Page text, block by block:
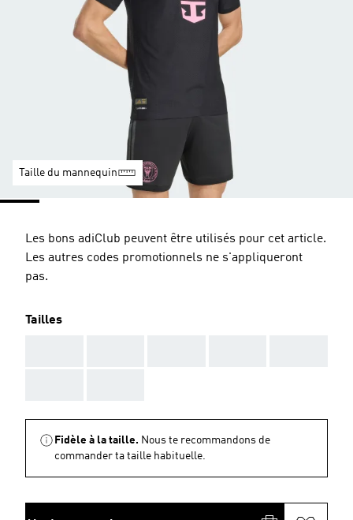
Taille du mannequin
Les bons adiClub peuvent être utilisés pour cet article.
Les autres codes promotionnels ne s'appliqueront
pas.
Tailles
Fidèle à la taille. Nous te recommandons de
commander ta taille habituelle.